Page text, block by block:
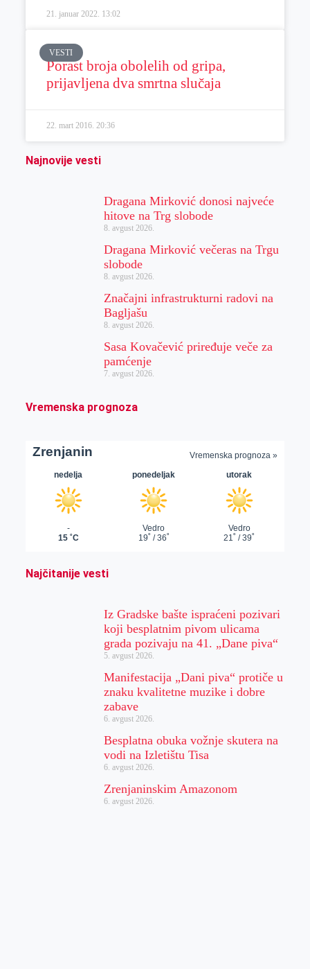
21. januar 2022. 13:02
VESTI
Porast broja obolelih od gripa,
prijavljena dva smrtna slučaja
22. mart 2016. 20:36
Najnovije vesti
Dragana Mirković donosi najveće
hitove na Trg slobode
8. avgust 2026.
Dragana Mirković večeras na Trgu
slobode
8. avgust 2026.
Značajni infrastrukturni radovi na
Bagljašu
8. avgust 2026.
Sasa Kovačević priređuje veče za
pamćenje
7. avgust 2026.
Vremenska prognoza
Najčitanije vesti
Iz Gradske bašte ispraćeni pozivari
koji besplatnim pivom ulicama
grada pozivaju na 41. „Dane piva“
5. avgust 2026.
Manifestacija „Dani piva“ protiče u
znaku kvalitetne muzike i dobre
zabave
6. avgust 2026.
Besplatna obuka vožnje skutera na
vodi na Izletištu Tisa
6. avgust 2026.
Zrenjaninskim Amazonom
6. avgust 2026.